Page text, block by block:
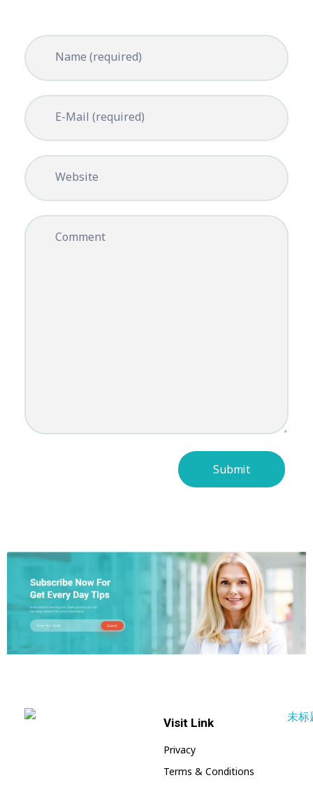
Name (required)
E-Mail (required)
Website
Comment
Visit Link
Privacy
Terms & Conditions